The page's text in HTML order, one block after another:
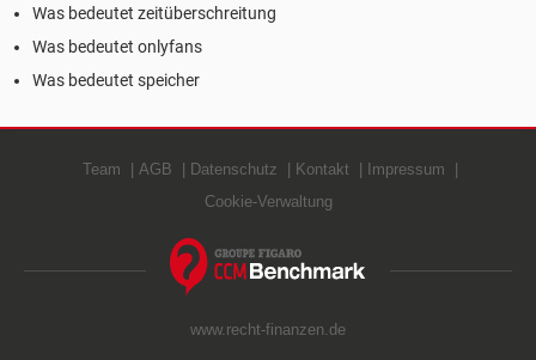
Was bedeutet zeitüberschreitung
Was bedeutet onlyfans
Was bedeutet speicher
Team AGB Datenschutz Kontakt
Impressum
Cookie-Verwaltung
www.recht-finanzen.de